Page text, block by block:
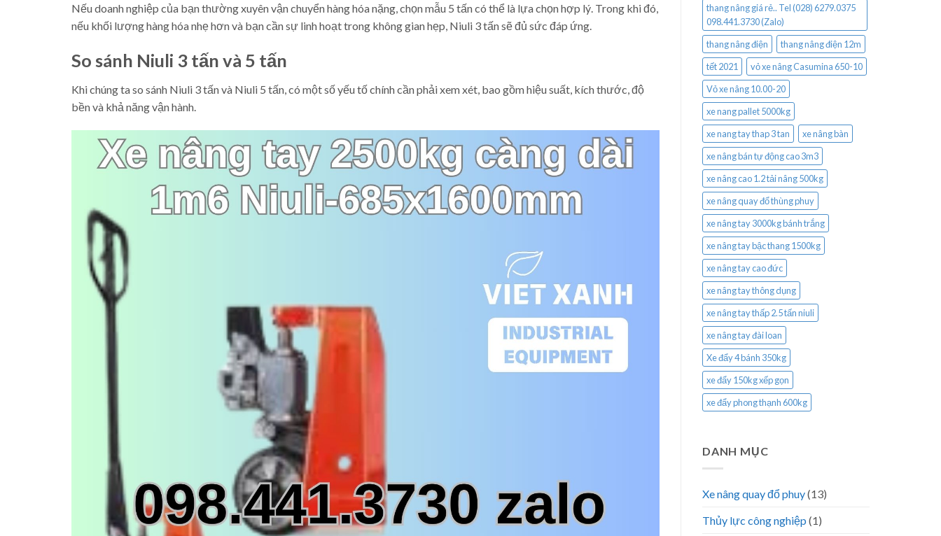
Nếu doanh nghiệp của bạn thường xuyên vận chuyển hàng hóa nặng, chọn mẫu 5 tấn có thể là lựa chọn hợp lý. Trong khi đó,
nếu khối lượng hàng hóa nhẹ hơn và bạn cần sự linh hoạt trong không gian hẹp, Niuli 3 tấn sẽ đủ sức đáp ứng.
So sánh Niuli 3 tấn và 5 tấn
Khi chúng ta so sánh Niuli 3 tấn và Niuli 5 tấn, có một số yếu tố chính cần phải xem xét, bao gồm hiệu suất, kích thước, độ
bền và khả năng vận hành.
thang nâng giá rẻ.. Tel (028) 6279.0375
098.441.3730 (Zalo)
thang nâng điện
thang nâng điện 12m
tết 2021
vỏ xe nâng Casumina 650-10
Vỏ xe nâng 10.00-20
xe nang pallet 5000kg
xe nang tay thap 3 tan
xe nâng bàn
xe nâng bán tự động cao 3m3
xe nâng cao 1.2 tải nâng 500kg
xe nâng quay đổ thùng phuy
xe nâng tay 3000kg bánh trắng
xe nâng tay bậc thang 1500kg
xe nâng tay cao đức
xe nâng tay thông dụng
xe nâng tay thấp 2.5 tấn niuli
xe nâng tay đài loan
Xe đẩy 4 bánh 350kg
xe đẩy 150kg xếp gọn
xe đẩy phong thạnh 600kg
DANH MỤC
Xe nâng quay đổ phuy(13)
Thủy lực công nghiệp (1)